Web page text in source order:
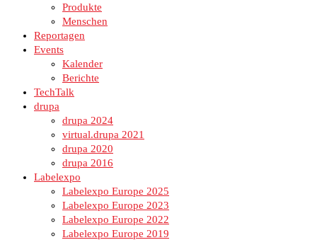
Produkte
Menschen
Reportagen
Events
Kalender
Berichte
TechTalk
drupa
drupa 2024
virtual.drupa 2021
drupa 2020
drupa 2016
Labelexpo
Labelexpo Europe 2025
Labelexpo Europe 2023
Labelexpo Europe 2022
Labelexpo Europe 2019